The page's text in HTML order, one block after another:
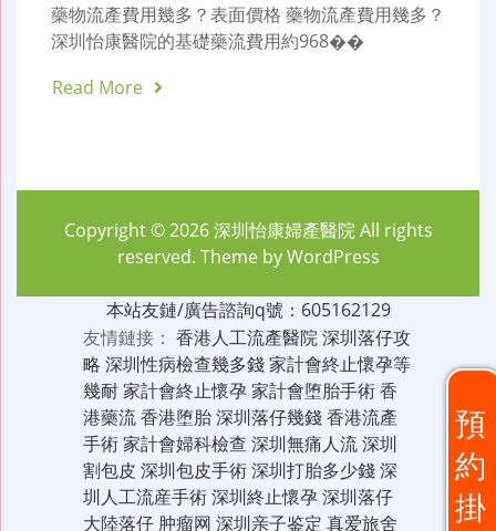
藥物流產費用幾多？表面價格 藥物流產費用幾多？
深圳怡康醫院的基礎藥流費用約968��
Read More
預
約
掛
Copyright © 2026深圳怡康婦產醫院All rights
reserved. Theme byWordPress
本站友鏈/廣告諮詢q號：605162129
友情鏈接： 香港人工流產醫院深圳落仔攻
略 深圳性病檢查幾多錢家計會終止懷孕等
幾耐家計會終止懷孕家計會堕胎手術香
港藥流香港堕胎深圳落仔幾錢香港流產
手術家計會婦科檢查 深圳無痛人流深圳
割包皮 深圳包皮手術深圳打胎多少錢深
圳人工流産手術深圳終止懷孕深圳落仔
大陸落仔 肿瘤网 深圳亲子鉴定 真爱旅舍